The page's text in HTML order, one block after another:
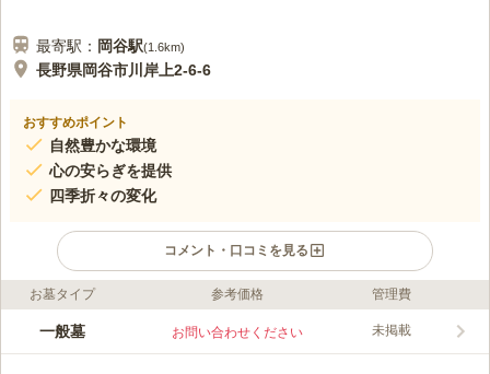
最寄駅： 岡谷駅(1.6km)
長野県岡谷市川岸上2-6-6
おすすめポイント
自然豊かな環境
心の安らぎを提供
四季折々の変化
コメント・口コミを見る
口コミ評価
この霊園はまだ誰からも評価されていません。
お墓タイプ 参考価格 管理費
一般墓 お問い合わせください 未掲載